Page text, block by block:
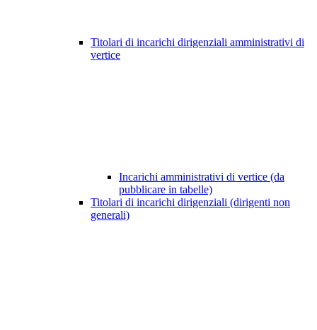
Titolari di incarichi dirigenziali amministrativi di
vertice
Incarichi amministrativi di vertice (da
pubblicare in tabelle)
Titolari di incarichi dirigenziali (dirigenti non
generali)